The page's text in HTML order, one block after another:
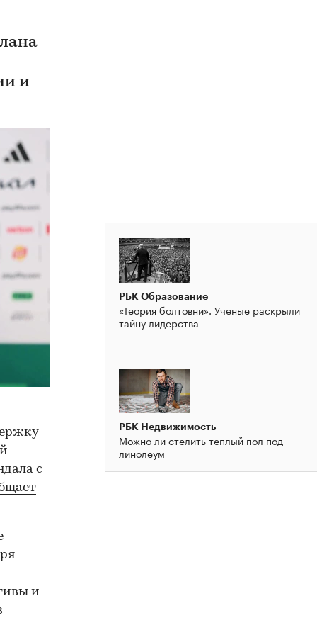
и
с
и
РБК Образование
«Теория болтовни». Ученые раскрыли
тайну лидерства
РБК Недвижимость
Можно ли стелить теплый пол под
линолеум